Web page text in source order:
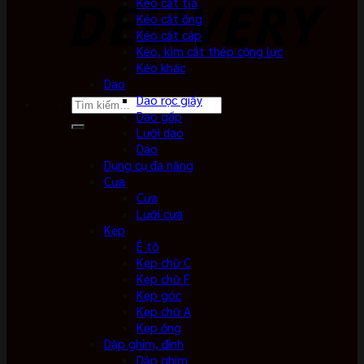
Tìm
Kéo cắt ống
Kéo cắt cáp
Kéo, kìm cắt thép cộng lực
Kéo khác
Dao
Dao rọc giấy
Dao gấp
Lưỡi dao
Dao
Dụng cụ đa năng
Cưa
Cưa
Lưỡi cưa
Kẹp
Ê tô
Kẹp chữ C
Kẹp chữ F
Kẹp góc
Kẹp chữ A
Kẹp ống
Dập ghim, đinh
Dập ghim